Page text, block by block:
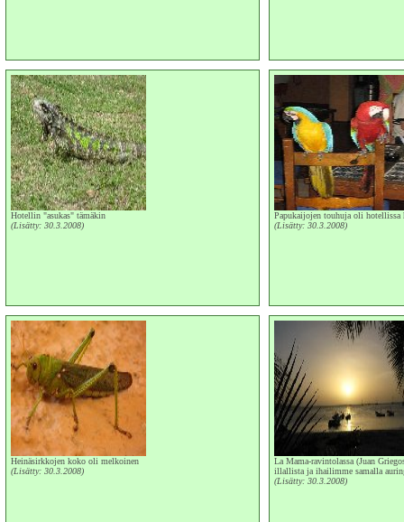
Hotellin "asukas" tämäkin
(Lisätty: 30.3.2008)
Papukaijojen touhuja oli hotellissa
(Lisätty: 30.3.2008)
Heinäsirkkojen koko oli melkoinen
(Lisätty: 30.3.2008)
La Mama-ravintolassa (Juan
illallista ja ihailimme samalla
(Lisätty: 30.3.2008)